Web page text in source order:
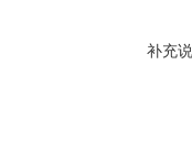
补充